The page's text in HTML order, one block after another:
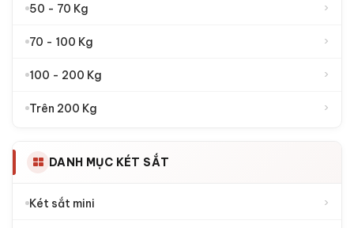
50 - 70 Kg ›
70 - 100 Kg ›
100 - 200 Kg ›
Trên 200 Kg ›
DANH MỤC KÉT SẮT
Két sắt mini ›